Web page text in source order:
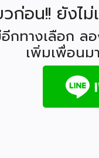
ก่อน!! ยังไม่
กทางเลือก ล
เพิ่มเพื่อนม